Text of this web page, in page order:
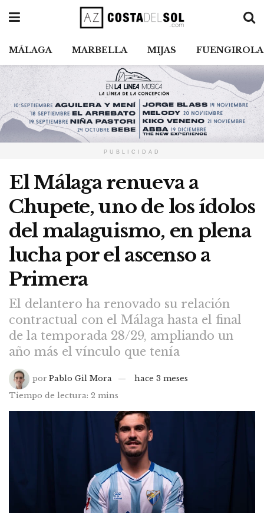
MÁLAGA MARBELLA MIJAS FUENGIROLA
PUBLICIDAD
El Málaga renueva a
Chupete, uno de los ídolos
del malaguismo, en plena
lucha por el ascenso a
Primera
El delantero ha renovado su relación
contractual con el Málaga hasta el final
de la temporada 28/29, ampliando un
año más el vínculo que tenía
por Pablo Gil Mora
hace 3 meses
Tiempo de lectura: 2 mins